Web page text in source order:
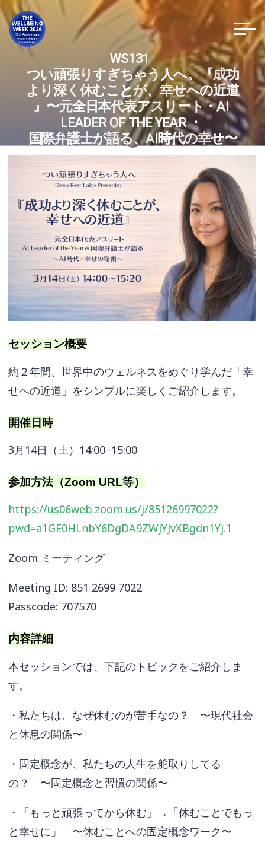
コ
ン
WS131
つい頑張りすぎちゃう人へ。『成功
よ り深く 休むこと
とが、幸せへの近道
』 〜元全日本代表アスリート・AI
LEADEROFTHEYEAR・
国際弁護士が語る、AI時
時代の幸せ〜
セッション概要
約２年間、世界中のウェルネスをめぐり学んだ「幸
せへの近道」をシンプルに楽しくご紹介します。
開催日時
3月14日（土）14:00−15:00
参加方法（Zoom URL等）
https://us06web.zoom.us/j/85126997022?
pwd=a1GE0HLnbY6DgDA9ZWjYJvXBgdn1Yj.1
Zoom ミーティング
Meeting ID: 851 2699 7022
Passcode: 707570
内容詳細
本セッションでは、下記のトピックをご紹介しま
す。
・私たちは、なぜ休むのが苦手なの？ 〜現代社会
と休息の関係〜
・固定概念が、私たちの人生を舵取りしてる
の？ 〜固定概念と習慣の関係〜
・「もっと頑張ってから休む」→「休むことでもっ
と幸せに」 〜休むことへの固定概念ワーク〜